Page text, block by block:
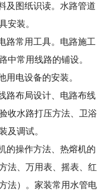
及图纸识读。水路管道
安装。
路常用工具。电路施工
中常用线路的铺设。
用电设备的安装。
路布局设计、电路布线
收水路打压方法、卫浴
及调试。
的操作方法、热熔机的
法、万用表、摇表、红
法）。家装常用水管电